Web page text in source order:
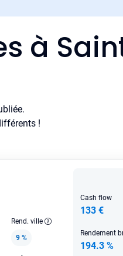
à
!
Rend. ville
9 %
Cash flow
133 €
Rendement
194.3 %